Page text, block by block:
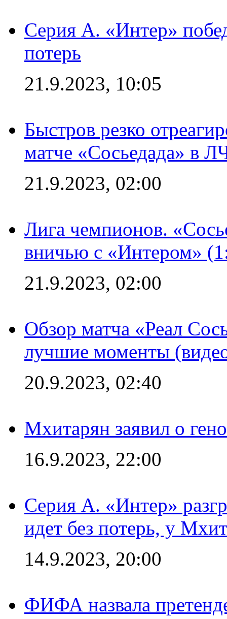
Серия А. «Интер»
потерь
21.9.2023, 10:05
Быстров резко
матче «Сосьедада» в
21.9.2023, 02:00
Лига чемпионов.
вничью с «Интером»
21.9.2023, 02:00
Обзор матча «Реал
лучшие моменты
20.9.2023, 02:40
Мхитарян заявил о
16.9.2023, 22:00
Серия А. «Интер»
идет без потерь, у
14.9.2023, 20:00
ФИФА назвала